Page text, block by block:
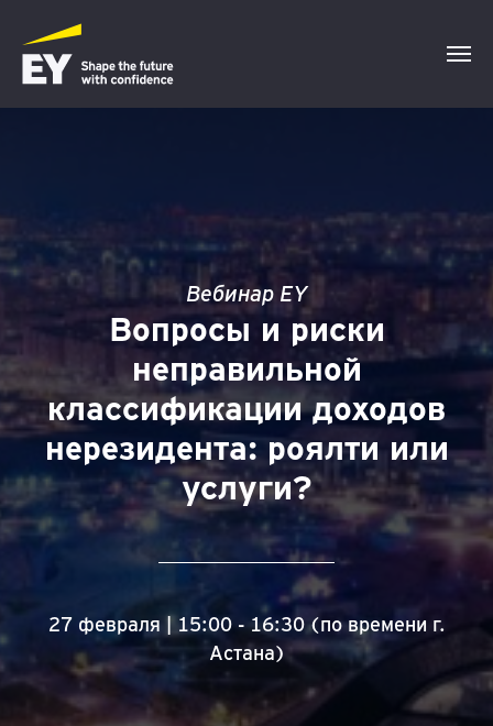
Вебинар EY
Вопросы и риски
неправильной
классификации доходов
нерезидента: роялти или
услуги?
27 февраля | 15:00 - 16:30 (по времени г.
Астана)